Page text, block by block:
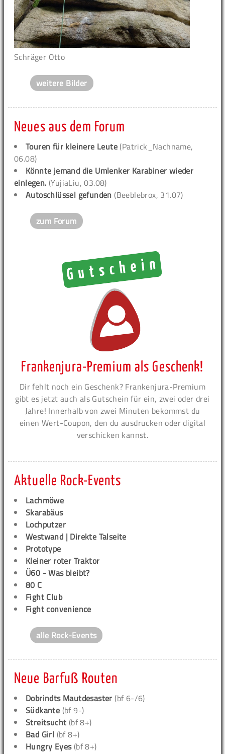
Schräger Otto
weitere Bilder
Neues aus dem Forum
Touren für kleinere Leute (Patrick_Nachname,
06.08)
Könnte jemand die Umlenker Karabiner wieder
einlegen. (YujiaLiu, 03.08)
Autoschlüssel gefunden (Beeblebrox, 31.07)
zum Forum
Frankenjura-Premium als Geschenk!
Dir fehlt noch ein Geschenk? Frankenjura-Premium
gibt es jetzt auch als Gutschein für ein, zwei oder drei
Jahre! Innerhalb von zwei Minuten bekommst du
einen Wert-Coupon, den du ausdrucken oder digital
verschicken kannst.
Aktuelle Rock-Events
Lachmöwe
Skarabäus
Lochputzer
Westwand | Direkte Talseite
Prototype
Kleiner roter Traktor
Ü60 - Was bleibt?
80 C
Fight Club
Fight convenience
alle Rock-Events
Neue Barfuß Routen
Dobrindts Mautdesaster (bf 6-/6)
Südkante (bf 9-)
Streitsucht (bf 8+)
Bad Girl (bf 8+)
Hungry Eyes(bf 8+)